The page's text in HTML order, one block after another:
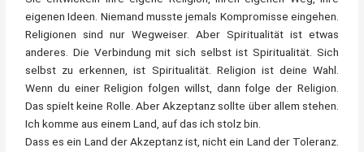
eigenen Ideen. Niemand musste jemals Kompromisse eingehen.
Religionen sind nur Wegweiser. Aber Spiritualität ist etwas
anderes. Die Verbindung mit sich selbst ist Spiritualität. Sich
selbst zu erkennen, ist Spiritualität. Religion ist deine Wahl.
Wenn du einer Religion folgen willst, dann folge der Religion.
Das spielt keine Rolle. Aber Akzeptanz sollte über allem stehen.
Ich komme aus einem Land, auf das ich stolz bin.
Dass es ein Land der Akzeptanz ist, nicht ein Land der Toleranz.